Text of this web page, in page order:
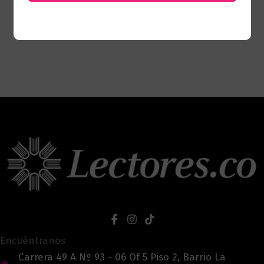
Encuéntranos
Carrera 49 A Nº 93 - 06 Of 5 Piso 2, Barrio La